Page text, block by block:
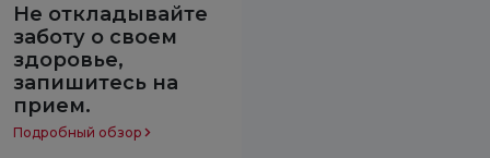
Не откладывайте
заботу о своем
здоровье,
запишитесь на
прием.
Подробный обзор